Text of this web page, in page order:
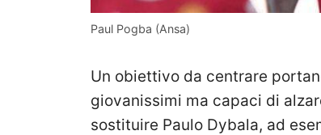
Paul Pogba (Ansa)
Un obiettivo da centrare
giovanissimi ma capaci di
sostituire Paulo Dybala, ad